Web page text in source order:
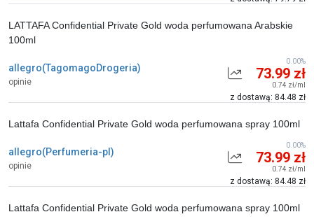
allegro(TagomagoDrogeria)
opinie
LATTAFA Confidential Private Gold woda perfumowana Arabskie
100ml
73.99 zł
0.74 zł/ml
z dostawą: 84.48 zł
0.00%
allegro(Perfumeria-pl)
opinie
Lattafa Confidential Private Gold woda perfumowana spray 100ml
73.99 zł
0.74 zł/ml
z dostawą: 84.48 zł
0.00%
Lattafa Confidential Private Gold woda perfumowana spray 100ml